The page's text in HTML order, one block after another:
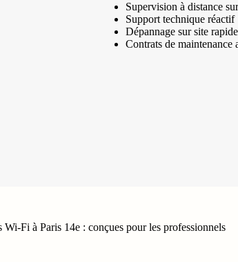
Supervision à distance
Support technique réactif
Dépannage sur site
Contrats de maintenance
Wi-Fi à Paris 14e : conçues pour les professionnels